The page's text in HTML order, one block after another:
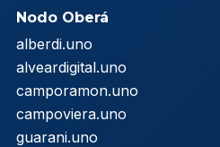
Nodo Oberá
alberdi.uno
alveardigital.uno
camporamon.uno
campoviera.uno
guarani.uno